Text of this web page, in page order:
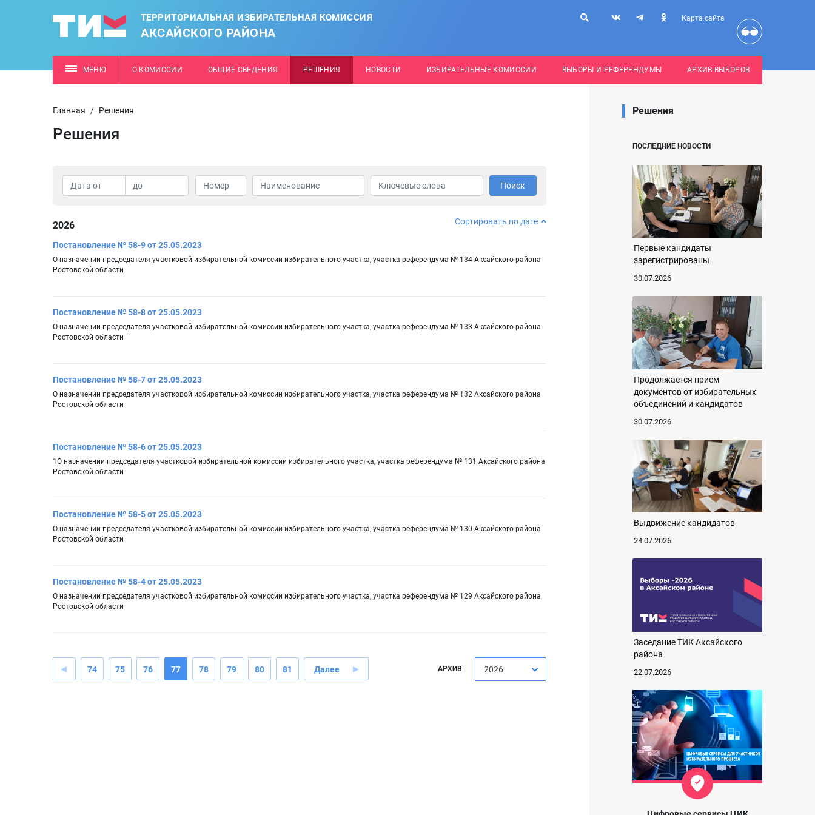
ТЕРРИТОРИАЛЬНАЯ ИЗБИРАТЕЛЬНАЯ КОМИССИЯ
АКСАЙСКОГО РАЙОНА
Карта сайта
МЕНЮ О КОМИССИИ ОБЩИЕ СВЕДЕНИЯ РЕШЕНИЯ НОВОСТИ ИЗБИРАТЕЛЬНЫЕ КОМИССИИ ВЫБОРЫ И РЕФЕРЕНДУМЫ АРХИВ ВЫБОРОВ
Главная / Решения
Решения
Поиск
2026 Сортировать по дате
Постановление № 58-9 от 25.05.2023
О назначении председателя участковой избирательной комиссии избирательного участка, участка референдума № 134 Аксайского района
Ростовской области
Постановление № 58-8 от 25.05.2023
О назначении председателя участковой избирательной комиссии избирательного участка, участка референдума № 133 Аксайского района
Ростовской области
Постановление № 58-7 от 25.05.2023
О назначении председателя участковой избирательной комиссии избирательного участка, участка референдума № 132 Аксайского района
Ростовской области
Постановление № 58-6 от 25.05.2023
1О назначении председателя участковой избирательной комиссии избирательного участка, участка референдума № 131 Аксайского района
Ростовской области
Постановление № 58-5 от 25.05.2023
О назначении председателя участковой избирательной комиссии избирательного участка, участка референдума № 130 Аксайского района
Ростовской области
Постановление № 58-4 от 25.05.2023
О назначении председателя участковой избирательной комиссии избирательного участка, участка референдума № 129 Аксайского района
Ростовской области
74 75 76 77 78 79 80 81 Далее АРХИВ 2026
Решения
ПОСЛЕДНИЕ НОВОСТИ
Первые кандидаты
зарегистрированы
30.07.2026
Продолжается прием
документов от избирательных
объединений и кандидатов
30.07.2026
Выдвижение кандидатов
24.07.2026
Заседание ТИК Аксайского
района
22.07.2026